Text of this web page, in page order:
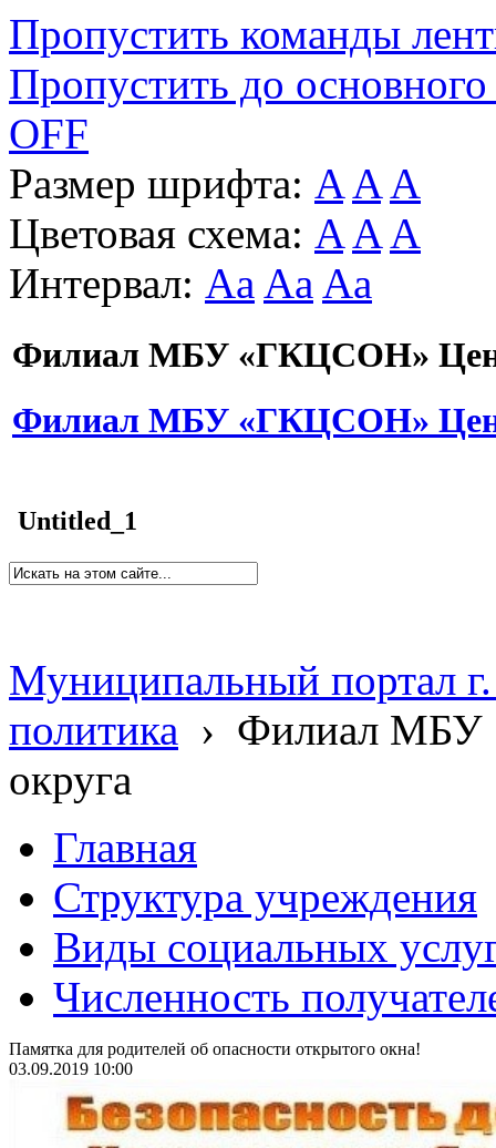
Пропустить команды
Пропустить до основного
OFF
Размер шрифта: A A A
Цветовая схема: A A A
Интервал: Aa Aa Aa
Филиал МБУ «ГКЦСОН»
Филиал МБУ «ГКЦСОН»
Untitled_1
Муниципальный портал
политика › Филиал МБУ
округа
Главная
Структура учреждения
Виды социальных
Численность
Памятка для родителей об опасности открытого окна!
03.09.2019 10:00